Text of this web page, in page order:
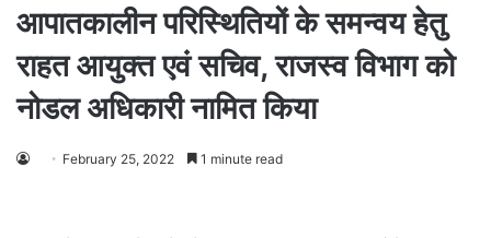
आपातकालीन परिस्थितियों के समन्वय हेतु
राहत आयुक्त एवं सचिव, राजस्व विभाग को
नोडल अधिकारी नामित किया
February 25, 2022 1 minute read